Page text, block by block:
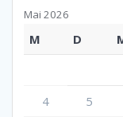
Mai 2026
M D
4
5